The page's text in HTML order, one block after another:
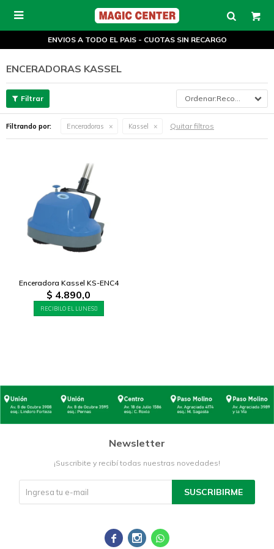

ENVIOS A TODO EL PAIS - CUOTAS SIN RECARGO
ENCERADORAS KASSEL
Recomendados
Filtrando por: Enceradoras Kassel Quitar filtros
Enceradora Kassel KS-ENC4
$ 4.890,0
RECIBILO EL LUNES
Newsletter
¡Suscribite y recibí todas nuestras novedades!
SUSCRIBIRME
  